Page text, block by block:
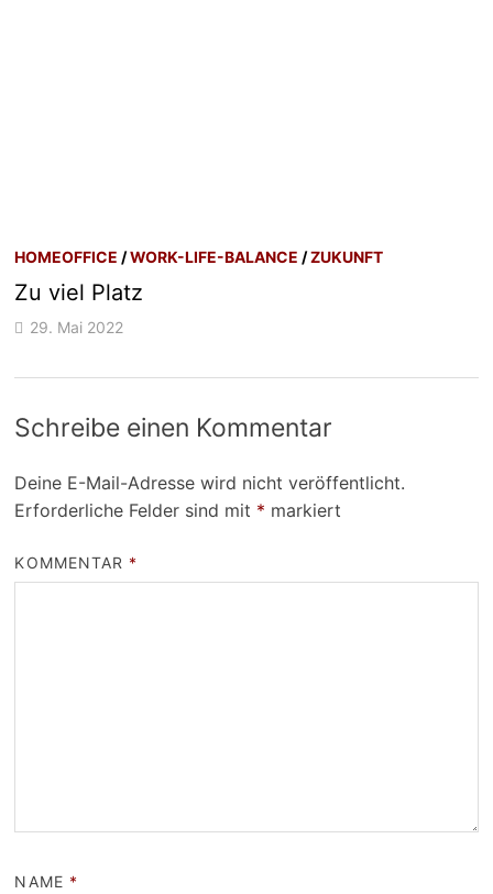
HOMEOFFICE /WORK-LIFE-BALANCE /ZUKUNFT
Zu viel Platz
29. Mai 2022
Schreibe einen Kommentar
Deine E-Mail-Adresse wird nicht veröffentlicht.
Erforderliche Felder sind mit * markiert
KOMMENTAR *
NAME *